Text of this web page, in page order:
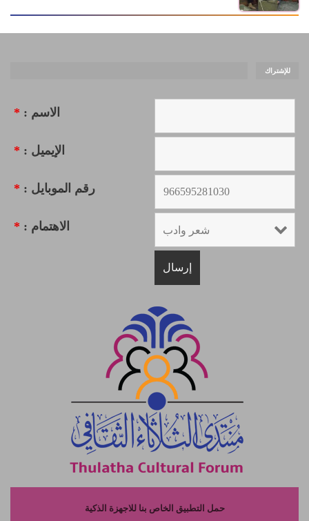
للإشتراك
الاسم : *
الإيميل : *
رقم الموبايل : *
الاهتمام : *
حمل التطبيق الخاص بنا للاجهزة الذكية